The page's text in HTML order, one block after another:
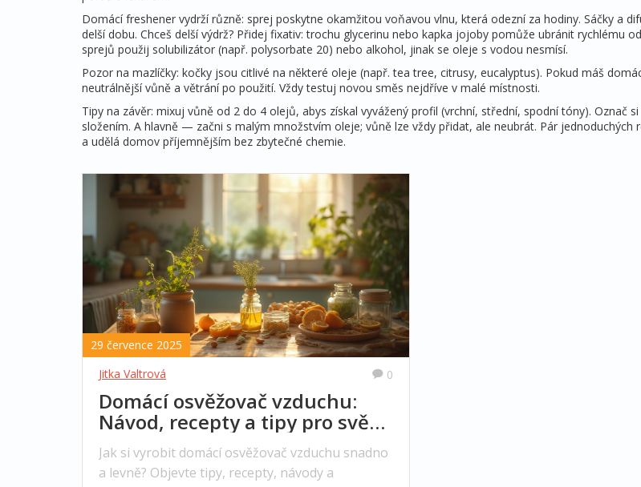
Domácí freshener vydrží různě: sprej poskytne okamžitou voňavou vlnu, která odezní za hodiny. Sáčky a
delší dobu. Chceš delší výdrž? Přidej fixativ: trochu glycerinu nebo kapka jojoby pomůže ubránit rychlému
sprejů použij solubilizátor (např. polysorbate 20) nebo alkohol, jinak se oleje s vodou nesmísí.
Pozor na mazlíčky: kočky jsou citlivé na některé oleje (např. tea tree, citrusy, eucalyptus). Pokud máš
neutrálnější vůně a větrání po použití. Vždy testuj novou směs nejdříve v malé místnosti.
Tipy na závěr: mixuj vůně od 2 do 4 olejů, abys získal vyvážený profil (vrchní, střední, spodní tóny). Označ
složením. A hlavně — začni s malým množstvím oleje; vůně lze vždy přidat, ale neubrát. Pár jednoduchých
a udělá domov příjemnějším bez zbytečné chemie.
29 července 2025
Jitka Valtrová
0
Domácí osvěžovač vzduchu:
Návod, recepty a tipy pro svěží
domov
Jak si vyrobit domácí osvěžovač vzduchu snadno
a levně? Objevte tipy, recepty, návody a